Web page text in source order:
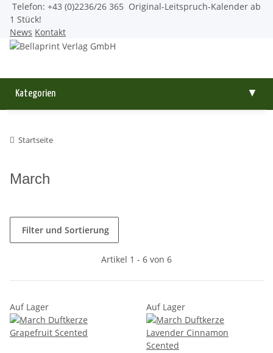
Telefon: +43 (0)2236/26 365 Original-Leitspruch-Kalender ab
1 Stück!
News Kontakt
Kategorien ▼
Startseite
March
Filter und Sortierung
Artikel 1 - 6 von 6
Auf Lager Auf Lager